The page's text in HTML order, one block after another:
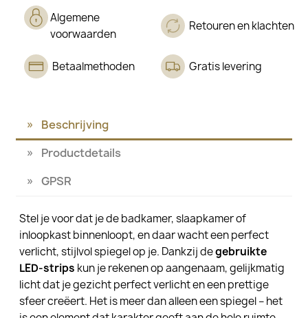
Algemene
voorwaarden
Retouren en klachten
Betaalmethoden Gratis levering
Beschrijving
Productdetails
GPSR
Stel je voor dat je de badkamer, slaapkamer of
inloopkast binnenloopt, en daar wacht een perfect
verlicht, stijlvol spiegel op je. Dankzij degebruikte
LED-strips kun je rekenen op aangenaam, gelijkmatig
licht dat je gezicht perfect verlicht en een prettige
sfeer creëert. Het is meer dan alleen een spiegel – het